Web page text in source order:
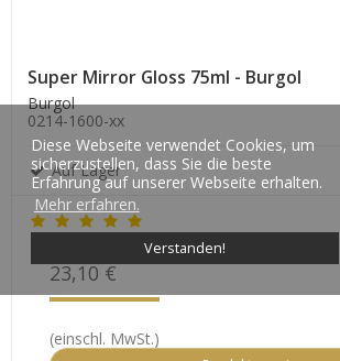
Diese Webseite verwendet Cookies, um
sicherzustellen, dass Sie die beste
Erfahrung auf unserer Webseite erhalten.
Mehr erfahren.
Verstanden!
Super Mirror Gloss 75ml - Burgol
Burgol
0214-1600-xx
Auf Lager
23,10 €
(einschl. MwSt.)